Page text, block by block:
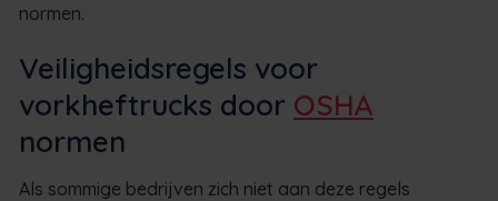
normen.
Veiligheidsregels voor
vorkheftrucks door OSHA
normen
Als sommige bedrijven zich niet aan deze regels